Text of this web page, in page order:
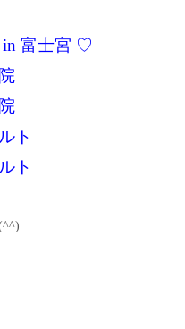
in 富士宮 ♡
ト
ト